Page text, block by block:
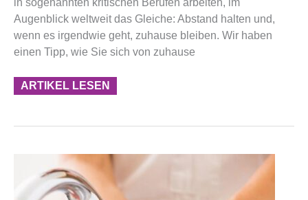
in sogenannten kritischen Berufen arbeiten, im
Augenblick weltweit das Gleiche: Abstand halten und,
wenn es irgendwie geht, zuhause bleiben. Wir haben
einen Tipp, wie Sie sich von zuhause
ARTIKEL LESEN